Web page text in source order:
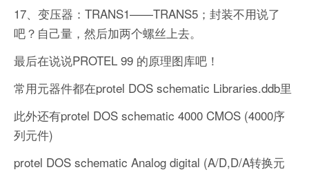
17、变压器：TRANS1——TRANS5；封装不用说了
吧？自己量，然后加两个螺丝上去。
最后在说说PROTEL 99 的原理图库吧！
常用元器件都在protel DOS schematic Libraries.ddb里
此外还有protel DOS schematic 4000 CMOS (4000序
列元件)
protel DOS schematic Analog digital (A/D,D/A转换元